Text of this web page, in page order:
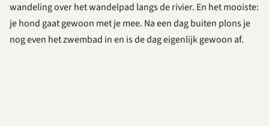
wandeling over het wandelpad langs de rivier. En het mooiste:
je hond gaat gewoon met je mee. Na een dag buiten plons je
nog even het zwembad in en is de dag eigenlijk gewoon af.